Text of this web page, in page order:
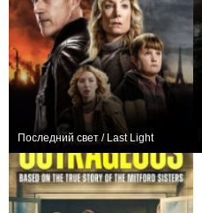
Последний свет / Last Light